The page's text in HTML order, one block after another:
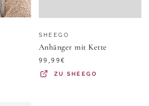
SHEEGO
Anhänger mit Kette
99,99€
ZU SHEEGO